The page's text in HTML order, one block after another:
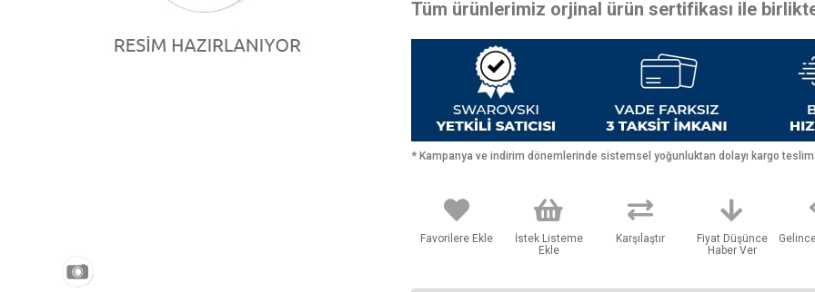
Tüm ürünlerimiz orjinal ürün sertifikası ile
* Kampanya ve indirim dönemlerinde sistemsel yoğunluktan dolayı kargo
Favorilere Ekle
İstek Listeme
Ekle
Karşılaştır
Fiyat Düşünce
Haber Ver